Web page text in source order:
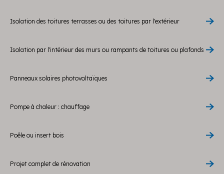
Isolation des toitures terrasses ou des toitures par l'extérieur
Isolation par l'intérieur des murs ou rampants de toitures ou plafonds
Panneaux solaires photovoltaïques
Pompe à chaleur : chauffage
Poêle ou insert bois
Projet complet de rénovation